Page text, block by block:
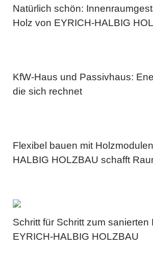
Natürlich schön:
Holz von EYRICH-HALBIG
KfW-Haus und Passivhaus:
die sich rechnet
Flexibel bauen mit
HALBIG HOLZBAU schafft
Schritt für Schritt zum sanierten
EYRICH-HALBIG HOLZBAU